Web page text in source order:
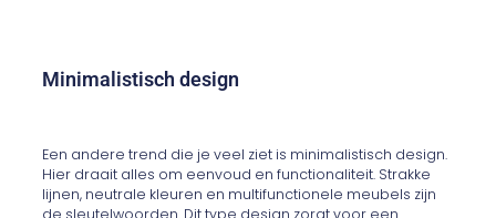
Minimalistisch design
Een andere trend die je veel ziet is minimalistisch design.
Hier draait alles om eenvoud en functionaliteit. Strakke
lijnen, neutrale kleuren en multifunctionele meubels zijn
de sleutelwoorden. Dit type design zorgt voor een